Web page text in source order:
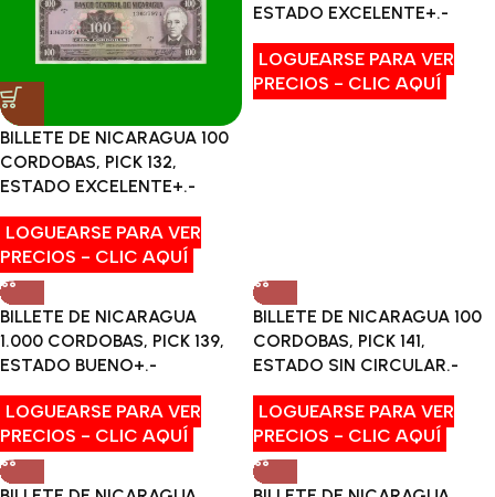
BILLETE DE NICARAGUA 100
CORDOBAS, PICK 132,
ESTADO EXCELENTE+.-
LOGUEARSE PARA VER
PRECIOS - CLIC AQUÍ
ESTADO EXCELENTE+.-
LOGUEARSE PARA VER
PRECIOS - CLIC AQUÍ
BILLETE DE NICARAGUA
1.000 CORDOBAS, PICK 139,
ESTADO BUENO+.-
LOGUEARSE PARA VER
PRECIOS - CLIC AQUÍ
BILLETE DE NICARAGUA 100
CORDOBAS, PICK 141,
ESTADO SIN CIRCULAR.-
LOGUEARSE PARA VER
PRECIOS - CLIC AQUÍ